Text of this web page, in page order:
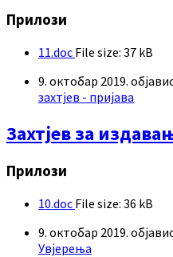
Прилози
11.doc File size: 37 kB
9. октобар 2019.
захтјев - пријава
Захтјев за
Прилози
10.doc File size: 36 kB
9. октобар 2019.
Увјерења